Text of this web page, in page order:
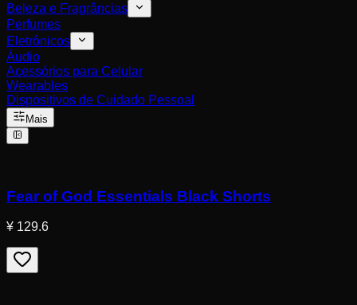
Beleza e Fragrâncias
Perfumes
Eletrônicos
Áudio
Acessórios para Celular
Wearables
Dispositivos de Cuidado Pessoal
Mais
Fear of God Essentials Black Shorts
¥ 129.6